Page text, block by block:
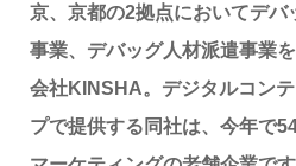
京、京都の2拠点においてデバ
事業、デバッグ人材派遣事業
会社KINSHA。デジタルコン
プで提供する同社は、今年で